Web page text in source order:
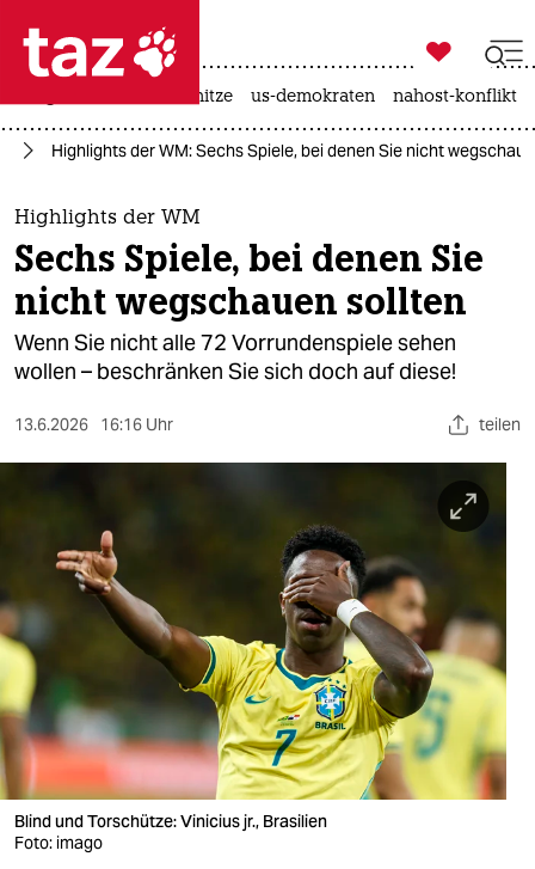
 taz zahl ich
taz zahl ich
themen
politik
öko
gesellschaft
kultur
wahrheit
verlag
verlag
veranstaltungen
shop

taz zahl ich
hitze us-demokraten nahost-konflikt
Highlights der WM: Sechs Spiele, bei denen Sie nicht
Highlights der WM
Sechs Spiele, bei denen Sie
nicht wegschauen sollten
Wenn Sie nicht alle 72 Vorrundenspiele sehen
wollen – beschränken Sie sich doch auf diese!
13.6.2026 16:16 Uhr teilen
Blind und Torschütze: Vinicius jr., Brasilien
Foto: imago